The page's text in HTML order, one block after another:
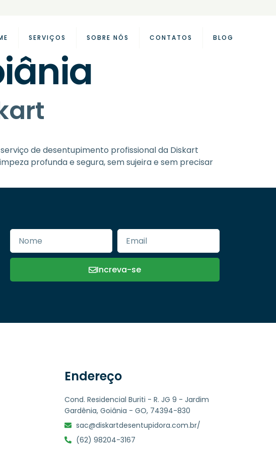
SERVIÇOS SOBRE NÓS CONTATOS BLOG
de desentupimento profissional da Diskart
profunda e segura, sem sujeira e sem precisar
Increva-se
Endereço
Cond. Residencial Buriti - R. JG 9 - Jardim
Gardênia, Goiânia - GO, 74394-830
sac@diskartdesentupidora.com.br/
(62) 98204-3167